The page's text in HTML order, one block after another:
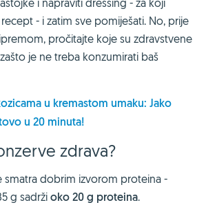
- i zatim sve pomiješati. No, prije
pročitajte koje su zdravstvene
je ne treba konzumirati baš
u kremastom umaku: Jako
u 20 minuta!
zdrava?
smatra dobrim izvorom proteina -
g sadrži oko 20 g proteina.